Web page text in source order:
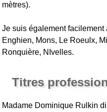
mètres).
Je suis également
Enghien, Mons, Le Roeulx,
Ronquière, NIvelles.
Titres
Madame Dominique Rulkin